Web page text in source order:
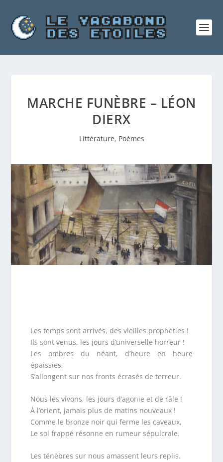
MARCHE FUNÈBRE – LÉON
DIERX
Littérature, Poèmes
Les temps sont arrivés, des vieilles prophéties !
Ils sont venus, les jours d’universelle horreur !
Les ombres du néant, d’heure en heure
épaissies,
S’allongent sur nos fronts écrasés de terreur.
Nous les vivons, les jours d’agonie et de râle !
À l’orient, jamais plus de matins nouveaux !
Comme le bronze noir qui ferme les caveaux,
Le sol frappé résonne en rumeur sépulcrale.
Les ténèbres sur nous amassent leurs replis.